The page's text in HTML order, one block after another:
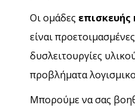
Οι ομάδες
είναι
δυσλειτουργίες
προβλήματα
Μπορούμε να σας